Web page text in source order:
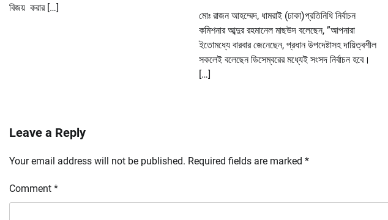
বিজয় করার […]
মোঃ রাজন আহম্মেদ, ধামরাই (ঢাকা)প্রতিনিধি নির্বাচন
কমিশনার আব্দুর রহমানেল মাছউদ বলেছেন, ”আপনারা
ইতোমধ্যে বারবার জেনেছেন, প্রধান উপদেষ্টাসহ দায়িত্বশীল
সকলেই বলেছেন ডিসেম্বরের মধ্যেই সংসদ নির্বাচন হবে।
[…]
Leave a Reply
Your email address will not be published. Required fields are marked *
Comment *